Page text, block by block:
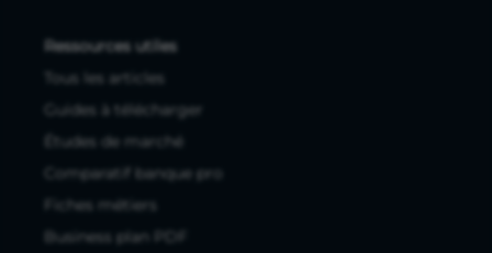
Ressources utiles
Tous les articles
Guides à télécharger
Études de marché
Comparatif banque pro
Fiches métiers
Business plan PDF